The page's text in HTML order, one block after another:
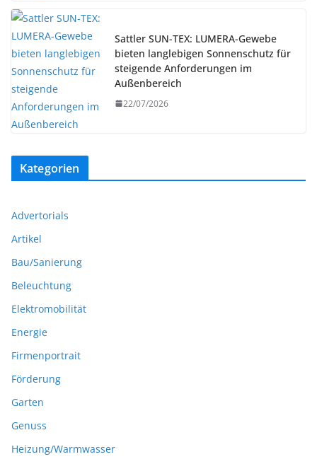
Sattler SUN-TEX: LUMERA-Gewebe
bieten langlebigen Sonnenschutz für
steigende Anforderungen im
Außenbereich
22/07/2026
Kategorien
Advertorials
Artikel
Bau/Sanierung
Beleuchtung
Elektromobilität
Energie
Firmenportrait
Förderung
Garten
Genuss
Heizung/Warmwasser